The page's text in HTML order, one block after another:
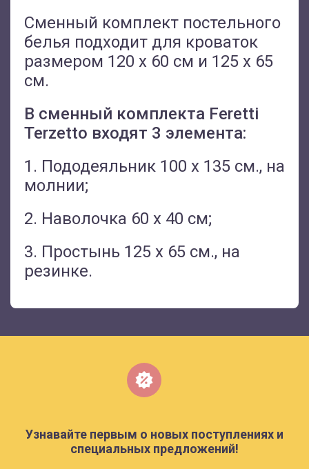
Сменный комплект постельного
белья подходит для кроваток
размером 120 х 60 см и 125 х 65
см.
В сменный комплекта Feretti
Terzetto входят 3 элемента:
1. Пододеяльник 100 х 135 см., на
молнии;
2. Наволочка 60 х 40 см;
3. Простынь 125 х 65 см., на
резинке.
Узнавайте первым о новых поступлениях и
специальных предложений!